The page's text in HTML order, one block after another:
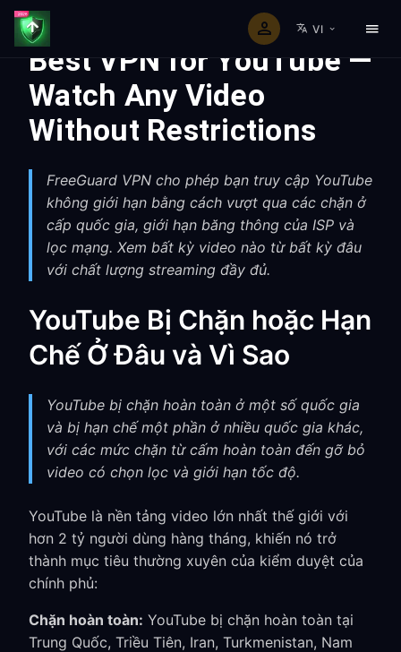
VI
Best VPN for YouTube —
Watch Any Video
Without Restrictions
FreeGuard VPN cho phép bạn truy cập YouTube
không giới hạn bằng cách vượt qua các chặn ở
cấp quốc gia, giới hạn băng thông của ISP và
lọc mạng. Xem bất kỳ video nào từ bất kỳ đâu
với chất lượng streaming đầy đủ.
YouTube Bị Chặn hoặc Hạn
Chế Ở Đâu và Vì Sao
YouTube bị chặn hoàn toàn ở một số quốc gia
và bị hạn chế một phần ở nhiều quốc gia khác,
với các mức chặn từ cấm hoàn toàn đến gỡ bỏ
video có chọn lọc và giới hạn tốc độ.
YouTube là nền tảng video lớn nhất thế giới với
hơn 2 tỷ người dùng hàng tháng, khiến nó trở
thành mục tiêu thường xuyên của kiểm duyệt của
chính phủ:
Chặn hoàn toàn: YouTube bị chặn hoàn toàn tại
Trung Quốc, Triều Tiên, Iran, Turkmenistan, Nam